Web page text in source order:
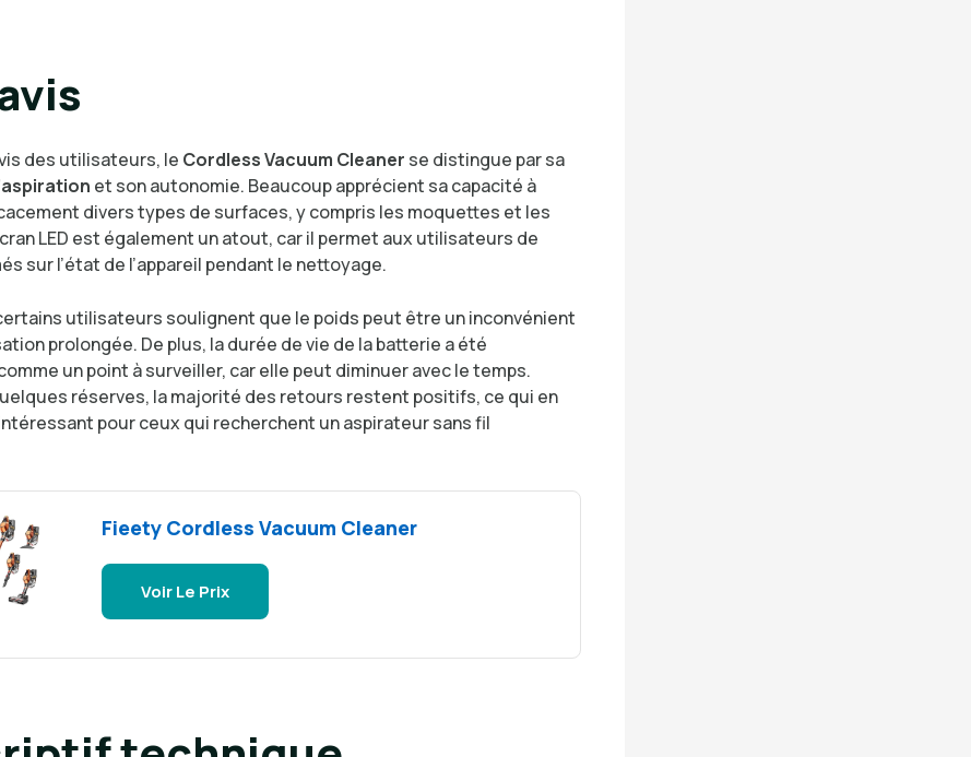
des utilisateurs, le Cordless Vacuum Cleaner se distingue par sa
et son autonomie. Beaucoup apprécient sa capacité à
divers types de surfaces, y compris les moquettes et les
LED est également un atout, car il permet aux utilisateurs de
sur l’état de l’appareil pendant le nettoyage.
utilisateurs soulignent que le poids peut être un inconvénient
prolongée. De plus, la durée de vie de la batterie a été
un point à surveiller, car elle peut diminuer avec le temps.
réserves, la majorité des retours restent positifs, ce qui en
pour ceux qui recherchent un aspirateur sans fil
Fieety Cordless Vacuum Cleaner
Voir Le Prix